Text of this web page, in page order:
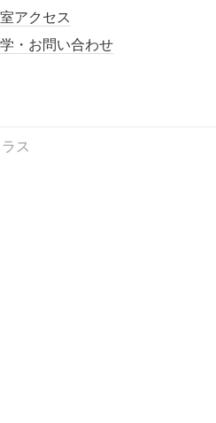
アクセス
・お問い合わせ
ス